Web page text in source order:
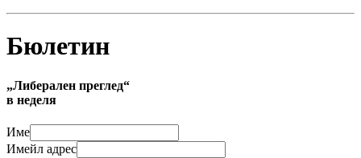
Бюлетин
„Либерален преглед“
в неделя
Име
Имейл адрес